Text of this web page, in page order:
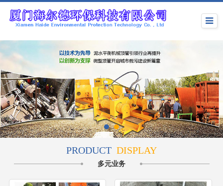
PRODUCT DISPLAY
多元业务